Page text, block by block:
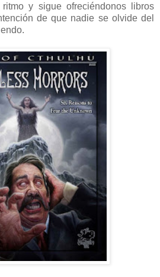
y sigue ofreciéndonos libros
de que nadie se olvide del